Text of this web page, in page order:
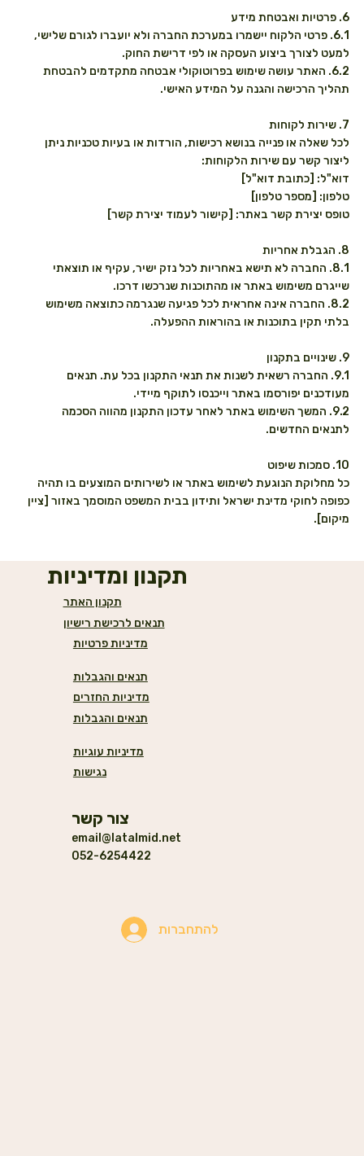
6. פרטיות ואבטחת מידע
6.1. פרטי הלקוח יישמרו במערכת החברה ולא יועברו לגורם שלישי,
למעט לצורך ביצוע העסקה או לפי דרישת החוק.
6.2. האתר עושה שימוש בפרוטוקולי אבטחה מתקדמים להבטחת
תהליך הרכישה והגנה על המידע האישי.
7. שירות לקוחות
לכל שאלה או פנייה בנושא רכישות, הורדות או בעיות טכניות ניתן
ליצור קשר עם שירות הלקוחות:
דוא"ל: [כתובת דוא"ל]
טלפון: [מספר טלפון]
טופס יצירת קשר באתר: [קישור לעמוד יצירת קשר]
8. הגבלת אחריות
8.1. החברה לא תישא באחריות לכל נזק ישיר, עקיף או תוצאתי
שייגרם משימוש באתר או מהתוכנות שנרכשו דרכו.
8.2. החברה אינה אחראית לכל פגיעה שנגרמה כתוצאה משימוש
בלתי תקין בתוכנות או בהוראות ההפעלה.
9. שינויים בתקנון
9.1. החברה רשאית לשנות את תנאי התקנון בכל עת. תנאים
מעודכנים יפורסמו באתר וייכנסו לתוקף מיידי.
9.2. המשך השימוש באתר לאחר עדכון התקנון מהווה הסכמה
לתנאים החדשים.
10. סמכות שיפוט
כל מחלוקת הנוגעת לשימוש באתר או לשירותים המוצעים בו תהיה
כפופה לחוקי מדינת ישראל ותידון בבית המשפט המוסמך באזור [ציין
מיקום].
תקנון ומדיניות
תקנון האתר
תנאים לרכישת רישיון
מדיניות פרטיות
תנאים והגבלות
מדיניות החזרים
מדיניות עוגיות
נגישות
תנאים והגבלות
צור קשר
email@latalmid.net
052-6254422
להתחברות